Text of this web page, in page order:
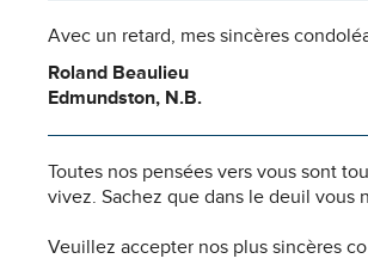
Avec un retard, mes sincères
Roland Beaulieu
Edmundston, N.B.
Toutes nos pensées vers vous sont
vivez. Sachez que dans le deuil vous
Veuillez accepter nos plus sincères